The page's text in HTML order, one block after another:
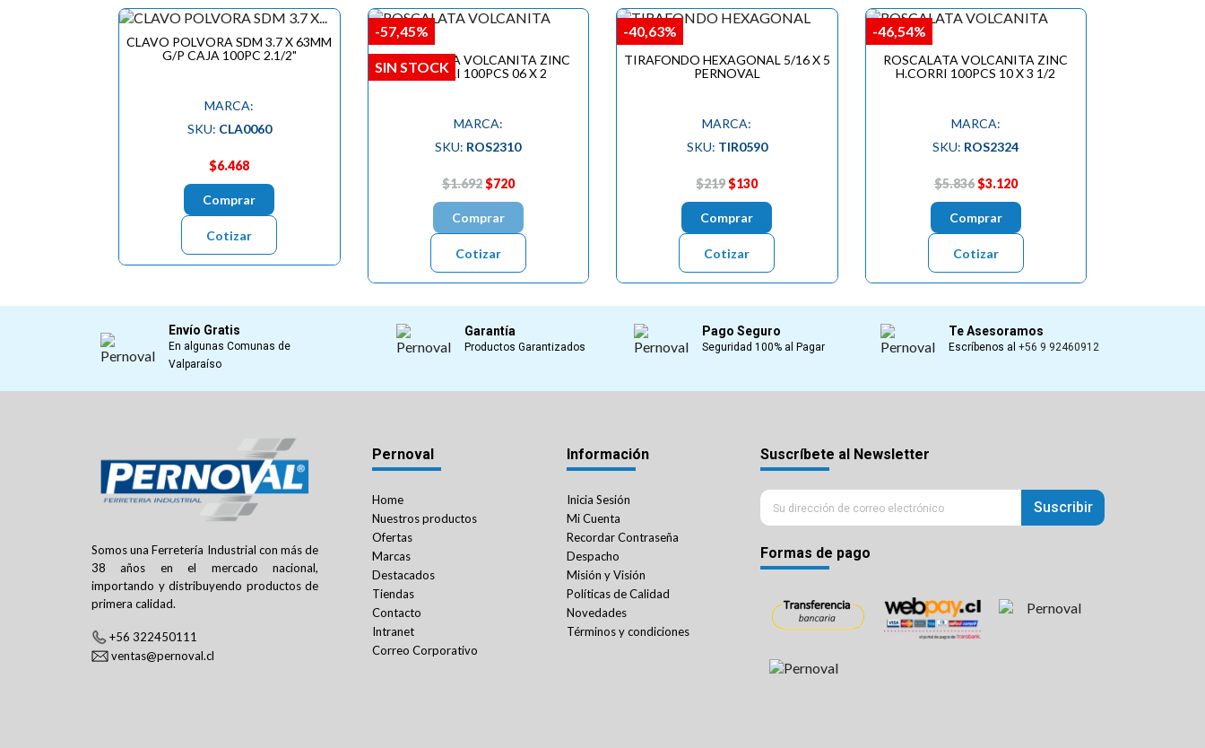
CLAVO POLVORA SDM 3.7 X 63MM
G/P CAJA 100PC 2.1/2"
MARCA:
SKU: CLA0060
$6.468
Comprar
Cotizar
ROSCALATA VOLCANITA ZINC
H.CORRI 100PCS 06 X 2
MARCA:
SKU: ROS2310
$1.692$720
Comprar
Cotizar
-57,45%
SIN STOCK
TIRAFONDO HEXAGONAL 5/16 X 5
PERNOVAL
MARCA:
SKU: TIR0590
$219$130
Comprar
Cotizar
-40,63%
ROSCALATA VOLCANITA ZINC
H.CORRI 100PCS 10 X 3 1/2
MARCA:
SKU: ROS2324
$5.836$3.120
Comprar
Cotizar
-46,54%
Envío Gratis
En algunas Comunas de
Valparaíso
Garantía
Productos Garantizados
Pago Seguro
Seguridad 100% al Pagar
Te Asesoramos
Escríbenos al +56 9 92460912
Somos una Ferretería Industrial con más de
38 años en el mercado nacional,
importando y distribuyendo productos de
primera calidad.
+56 322450111
ventas@pernoval.cl
Pernoval
Home
Nuestros productos
Ofertas
Marcas
Destacados
Tiendas
Contacto
Intranet
Correo Corporativo
Información
Inicia Sesión
Mi Cuenta
Recordar Contraseña
Despacho
Misión y Visión
Políticas de Calidad
Novedades
Términos y condiciones
Suscríbete al Newsletter
Suscribir
Formas de pago